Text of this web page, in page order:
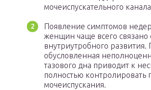
мочеиспускательного
Появление симптомов
женщин чаще всего
внутриутробного развития.
обусловленная
тазового дна приводит к
полностью контролировать
мочеиспускания.